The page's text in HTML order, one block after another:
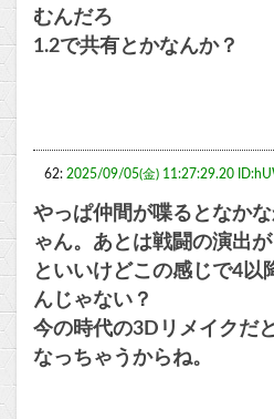
むんだろ
1.2で共有とかなんか？
62: 2025/09/05(金) 11:27:29.20
やっぱ仲間が喋るとなか
ゃん。あとは戦闘の演出
といいけどこの感じで4以
んじゃない？
今の時代の3Dリメイクだ
なっちゃうからね。